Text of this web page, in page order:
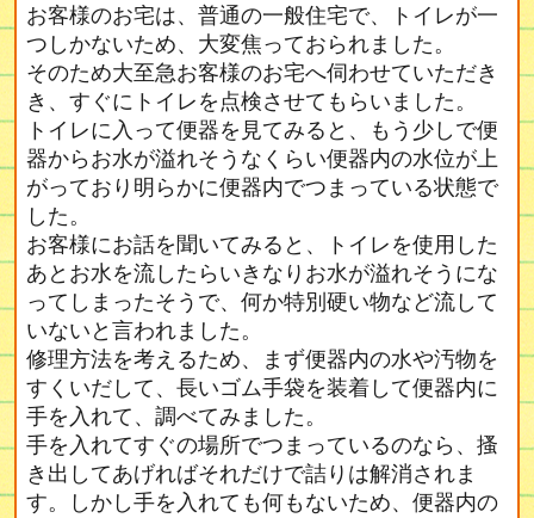
お客様のお宅は、普通の一般住宅で、トイレが一
つしかないため、大変焦っておられました。
そのため大至急お客様のお宅へ伺わせていただき
き、すぐにトイレを点検させてもらいました。
トイレに入って便器を見てみると、もう少しで便
器からお水が溢れそうなくらい便器内の水位が上
がっており明らかに便器内でつまっている状態で
した。
お客様にお話を聞いてみると、トイレを使用した
あとお水を流したらいきなりお水が溢れそうにな
ってしまったそうで、何か特別硬い物など流して
いないと言われました。
修理方法を考えるため、まず便器内の水や汚物を
すくいだして、長いゴム手袋を装着して便器内に
手を入れて、調べてみました。
手を入れてすぐの場所でつまっているのなら、搔
き出してあげればそれだけで詰りは解消されま
す。しかし手を入れても何もないため、便器内の